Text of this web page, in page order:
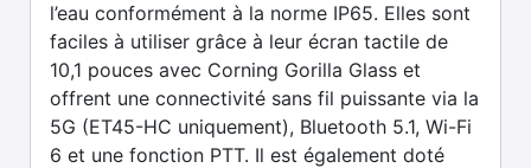
l’eau conformément à la norme IP65. Elles sont
faciles à utiliser grâce à leur écran tactile de
10,1 pouces avec Corning Gorilla Glass et
offrent une connectivité sans fil puissante via la
5G (ET45-HC uniquement), Bluetooth 5.1, Wi-Fi
6 et une fonction PTT. Il est également doté